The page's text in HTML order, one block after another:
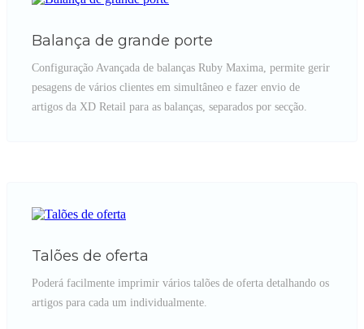
Balança de grande porte
Configuração Avançada de balanças Ruby Maxima, permite gerir
pesagens de vários clientes em simultâneo e fazer envio de
artigos da XD Retail para as balanças, separados por secção.
Talões de oferta
Poderá facilmente imprimir vários talões de oferta detalhando os
artigos para cada um individualmente.